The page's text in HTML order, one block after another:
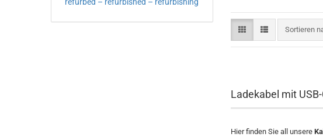
Sortieren
Sortieren
Ladekabel mit
Hier finden Sie all unsere